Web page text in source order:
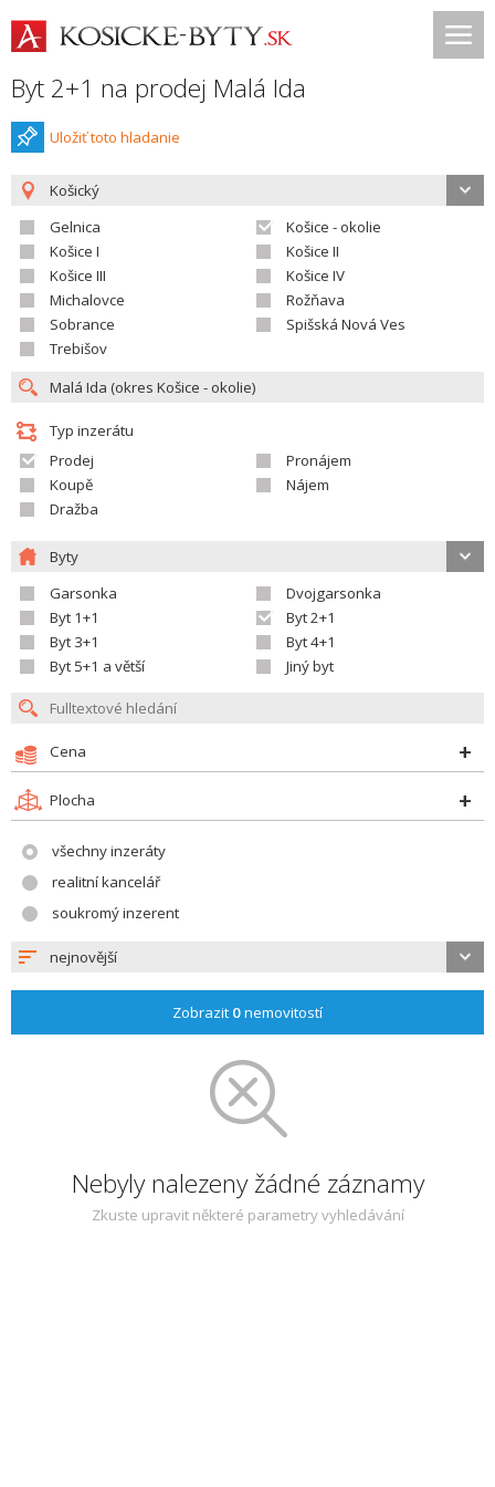
Byt 2+1 na prodej Malá Ida
Uložiť toto hladanie
Košický
Gelnica
Košice - okolie
Košice I
Košice II
Košice III
Košice IV
Michalovce
Rožňava
Sobrance
Spišská Nová Ves
Trebišov
Typ inzerátu
Prodej
Pronájem
Koupě
Nájem
Dražba
Byty
Garsonka
Dvojgarsonka
Byt 1+1
Byt 2+1
Byt 3+1
Byt 4+1
Byt 5+1 a větší
Jiný byt
Cena
Plocha
všechny inzeráty
realitní kancelář
soukromý inzerent
nejnovější
Zobrazit 0nemovitostí
Nebyly nalezeny žádné záznamy
Zkuste upravit některé parametry vyhledávání